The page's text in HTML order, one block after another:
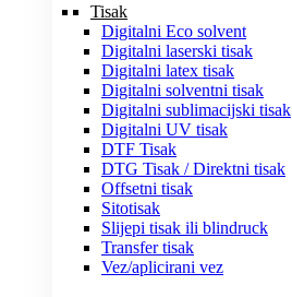
Tisak
Digitalni Eco solvent
Digitalni laserski tisak
Digitalni latex tisak
Digitalni solventni tisak
Digitalni sublimacijski tisak
Digitalni UV tisak
DTF Tisak
DTG Tisak / Direktni tisak
Offsetni tisak
Sitotisak
Slijepi tisak ili blindruck
Transfer tisak
Vez/aplicirani vez